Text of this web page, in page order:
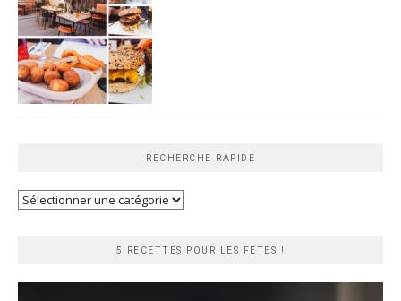
RECHERCHE RAPIDE
Recherche
5 RECETTES POUR LES FÊTES !